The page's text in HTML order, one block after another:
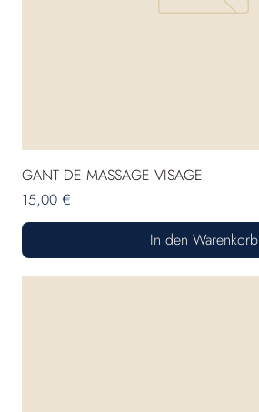
GANT DE MASSAGE VISAGE
Preis
15,00 €
In den Warenkorb